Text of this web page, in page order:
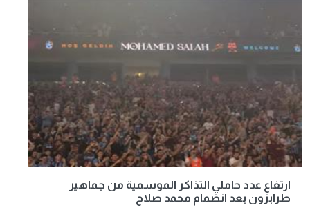
ارتفاع عدد حاملي التذاكر الموسمية من جماهير
طرابزون بعد انضمام محمد صلاح